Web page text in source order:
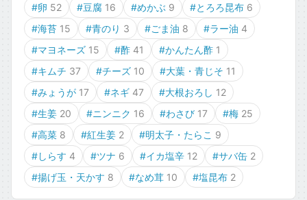
#卵 52 #豆腐 16 #めかぶ 9 #とろろ昆布 6
#海苔 15 #青のり 3 #ごま油 8 #ラー油 4
#マヨネーズ 15 #酢 41 #かんたん酢 1
#キムチ 37 #チーズ 10 #大葉・青じそ 11
#みょうが 17 #ネギ 47 #大根おろし 12
#生姜 20 #ニンニク 16 #わさび 17 #梅 25
#高菜 8 #紅生姜 2 #明太子・たらこ 9
#しらす 4 #ツナ 6 #イカ塩辛 12 #サバ缶 2
#揚げ玉・天かす 8 #なめ茸 10 #塩昆布 2